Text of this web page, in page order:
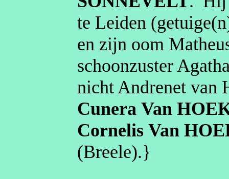
te Leiden
en zijn oom
schoonzuster
nicht Andrenet van
Cunera Van
Cornelis Van
(Breele).}